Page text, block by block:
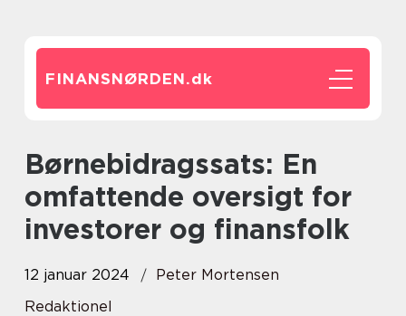
FINANSNØRDEN.dk
Børnebidragssats: En
omfattende oversigt for
investorer og finansfolk
12 januar 2024
Peter Mortensen
Redaktionel